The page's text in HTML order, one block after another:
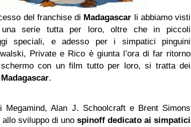
del franchise di Madagascar li abbiamo visti
serie tutta per loro, oltre che in piccoli
speciali, e adesso per i simpatici pinguini
Private e Rico è giunta l’ora di far ritorno
con un film tutto per loro, si tratta dei
.
Megamind, Alan J. Schoolcraft e Brent Simons
allo sviluppo di uno spinoff dedicato ai simpatici